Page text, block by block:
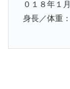
０１８年１
身長／体重